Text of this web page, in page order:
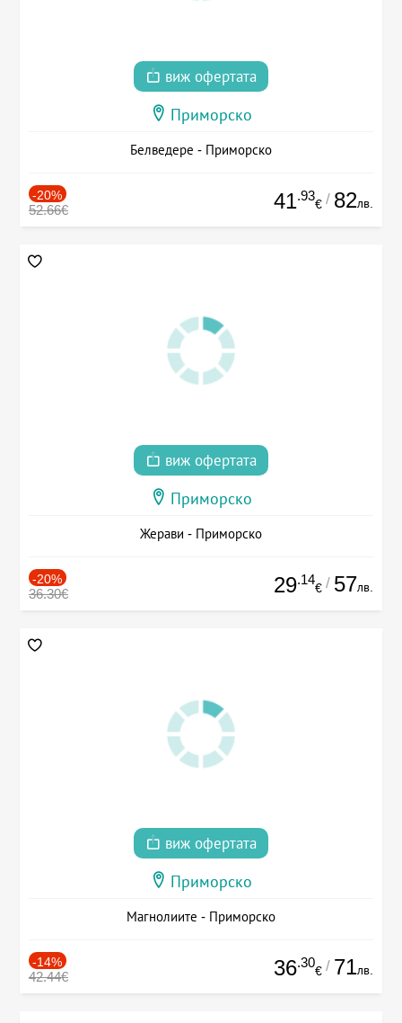
виж офертата
Приморско
Белведере - Приморско
-20%
52.66€ 41.93
€ / 82лв.
виж офертата
Приморско
Жерави - Приморско
-20%
36.30€ 29.14
€ / 57лв.
виж офертата
Приморско
Магнолиите - Приморско
-14%
42.44€ 36.30
€ / 71лв.